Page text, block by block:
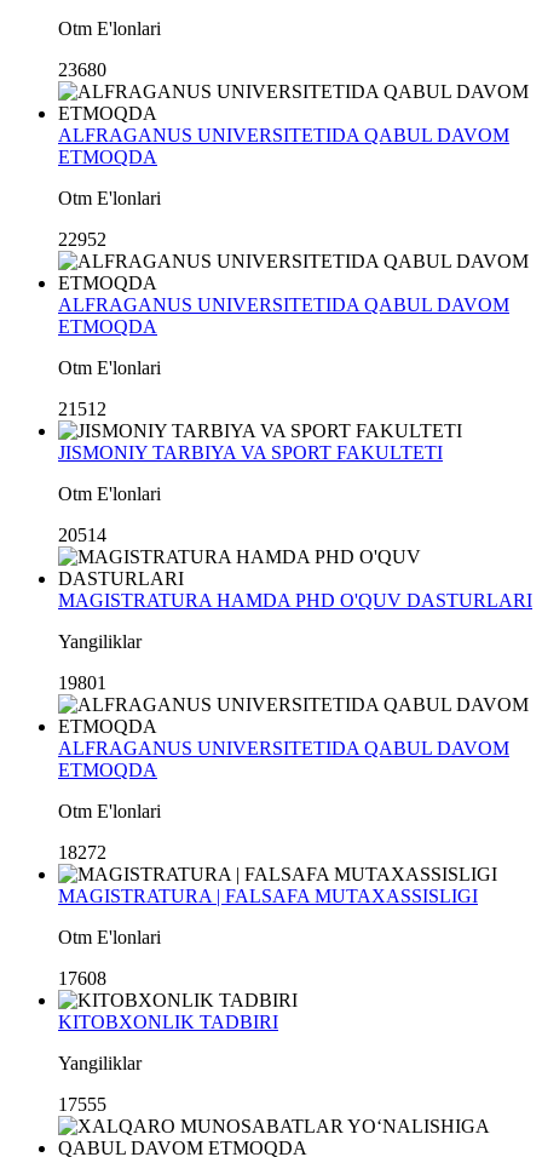
Otm E'lonlari
23680
ALFRAGANUS UNIVERSITETIDA QABUL DAVOM
ETMOQDA
Otm E'lonlari
22952
ALFRAGANUS UNIVERSITETIDA QABUL DAVOM
ETMOQDA
Otm E'lonlari
21512
JISMONIY TARBIYA VA SPORT FAKULTETI
Otm E'lonlari
20514
MAGISTRATURA HAMDA PHD O'QUV DASTURLARI
Yangiliklar
19801
ALFRAGANUS UNIVERSITETIDA QABUL DAVOM
ETMOQDA
Otm E'lonlari
18272
MAGISTRATURA | FALSAFA MUTAXASSISLIGI
Otm E'lonlari
17608
KITOBXONLIK TADBIRI
Yangiliklar
17555